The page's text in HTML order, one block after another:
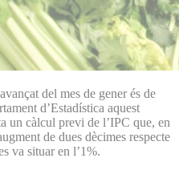
del mes de gener és de
d’Estadística aquest
un càlcul previ de l’IPC que, en
de dues dècimes respecte
va situar en l’1%.